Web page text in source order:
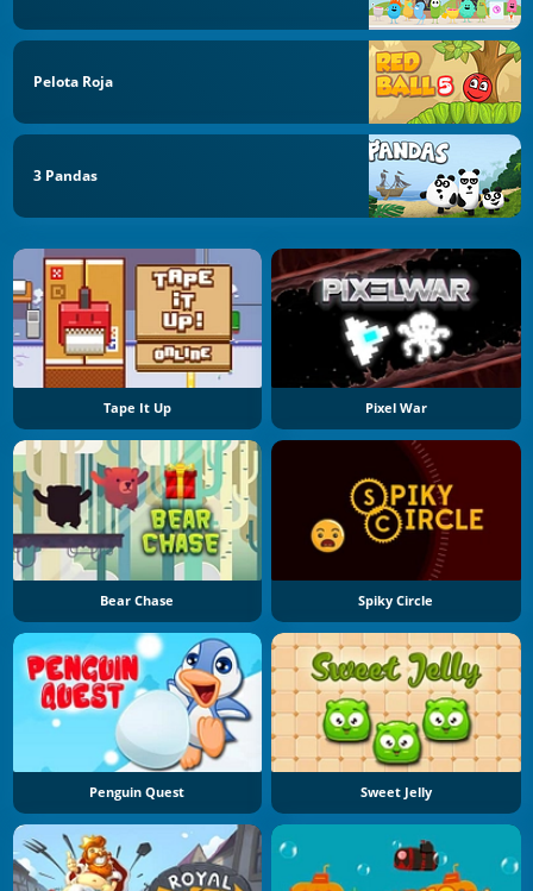
Pelota Roja
3 Pandas
Tape It Up Pixel War
Bear Chase Spiky Circle
Penguin Quest Sweet Jelly